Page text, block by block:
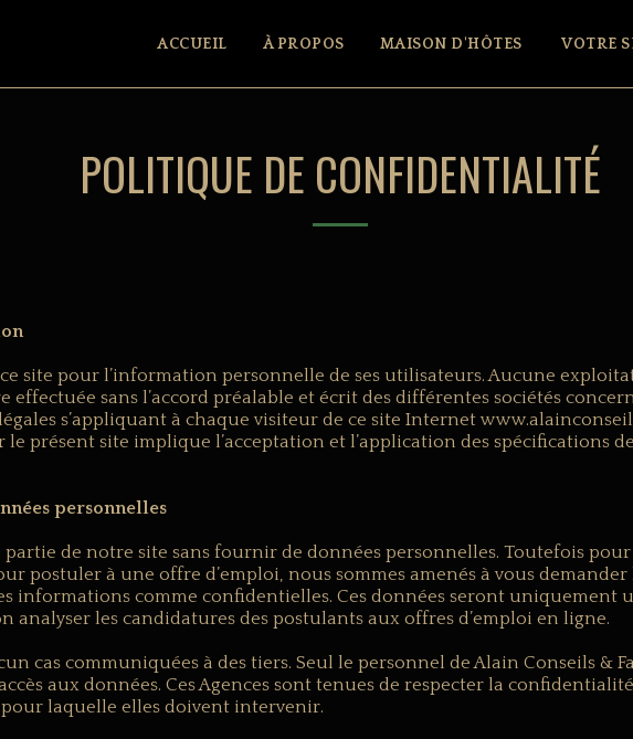
ACCUEIL À PROPOS MAISON D'HÔTES VOTRE
POLITIQUE DE CONFIDENTIALITÉ
ce site pour l’information personnelle de ses utilisateurs. Aucune
sans l’accord préalable et écrit des différentes sociétés
s’appliquant à chaque visiteur de ce site Internet
présent site implique l’acceptation et l’application des spécifications
personnelles
partie de notre site sans fournir de données personnelles. Toutefois
postuler à une offre d’emploi, nous sommes amenés à vous demander
informations comme confidentielles. Ces données seront uniquement
analyser les candidatures des postulants aux offres d’emploi en ligne.
cas communiquées à des tiers. Seul le personnel de Alain Conseils &
aux données. Ces Agences sont tenues de respecter la
laquelle elles doivent intervenir.